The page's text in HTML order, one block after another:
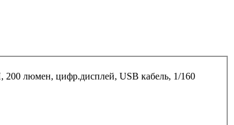
люмен, цифр.дисплей, USB кабель, 1/160